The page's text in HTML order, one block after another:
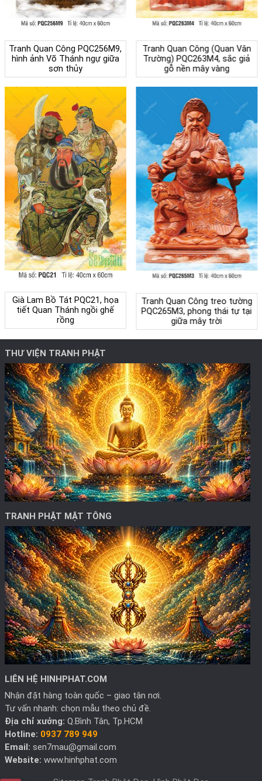
Tranh Quan Công PQC256M9,
hình ảnh Võ Thánh ngự giữa
sơn thủy
Tranh Quan Công (Quan Vân
Trường) PQC263M4, sắc giả
gỗ nền mây vàng
Già Lam Bồ Tát PQC21, họa
tiết Quan Thánh ngồi ghế
rồng
Tranh Quan Công treo tường
PQC265M3, phong thái tự tại
giữa mây trời
THƯ VIỆN TRANH PHẬT
TRANH PHẬT MẬT TÔNG
LIÊN HỆ HINHPHAT.COM
Nhận đặt hàng toàn quốc – giao tận nơi.
Tư vấn nhanh: chọn mẫu theo chủ đề.
Địa chỉ xưởng: Q.Bình Tân, Tp.HCM
Hotline: 0937 789 949
Email: sen7mau@gmail.com
Website: www.hinhphat.com